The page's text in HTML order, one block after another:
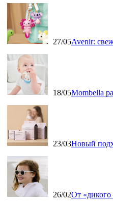
27/05Avenir:
18/05Mombella
23/03Новый
26/02От «дикого